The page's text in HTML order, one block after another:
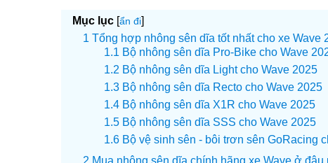
Mục lục [ẩn đi]
Tổng hợp nhông sên dĩa tốt nhất cho xe Wave
Bộ nhông sên dĩa Pro-Bike cho Wave
Bộ nhông sên dĩa Light cho Wave 2025
Bộ nhông sên dĩa Recto cho Wave 2025
Bộ nhông sên dĩa X1R cho Wave 2025
Bộ nhông sên dĩa SSS cho Wave 2025
Bộ vệ sinh sên - bôi trơn sên GoRacing
Mua nhông sên dĩa chính hãng xe Wave ở đâu